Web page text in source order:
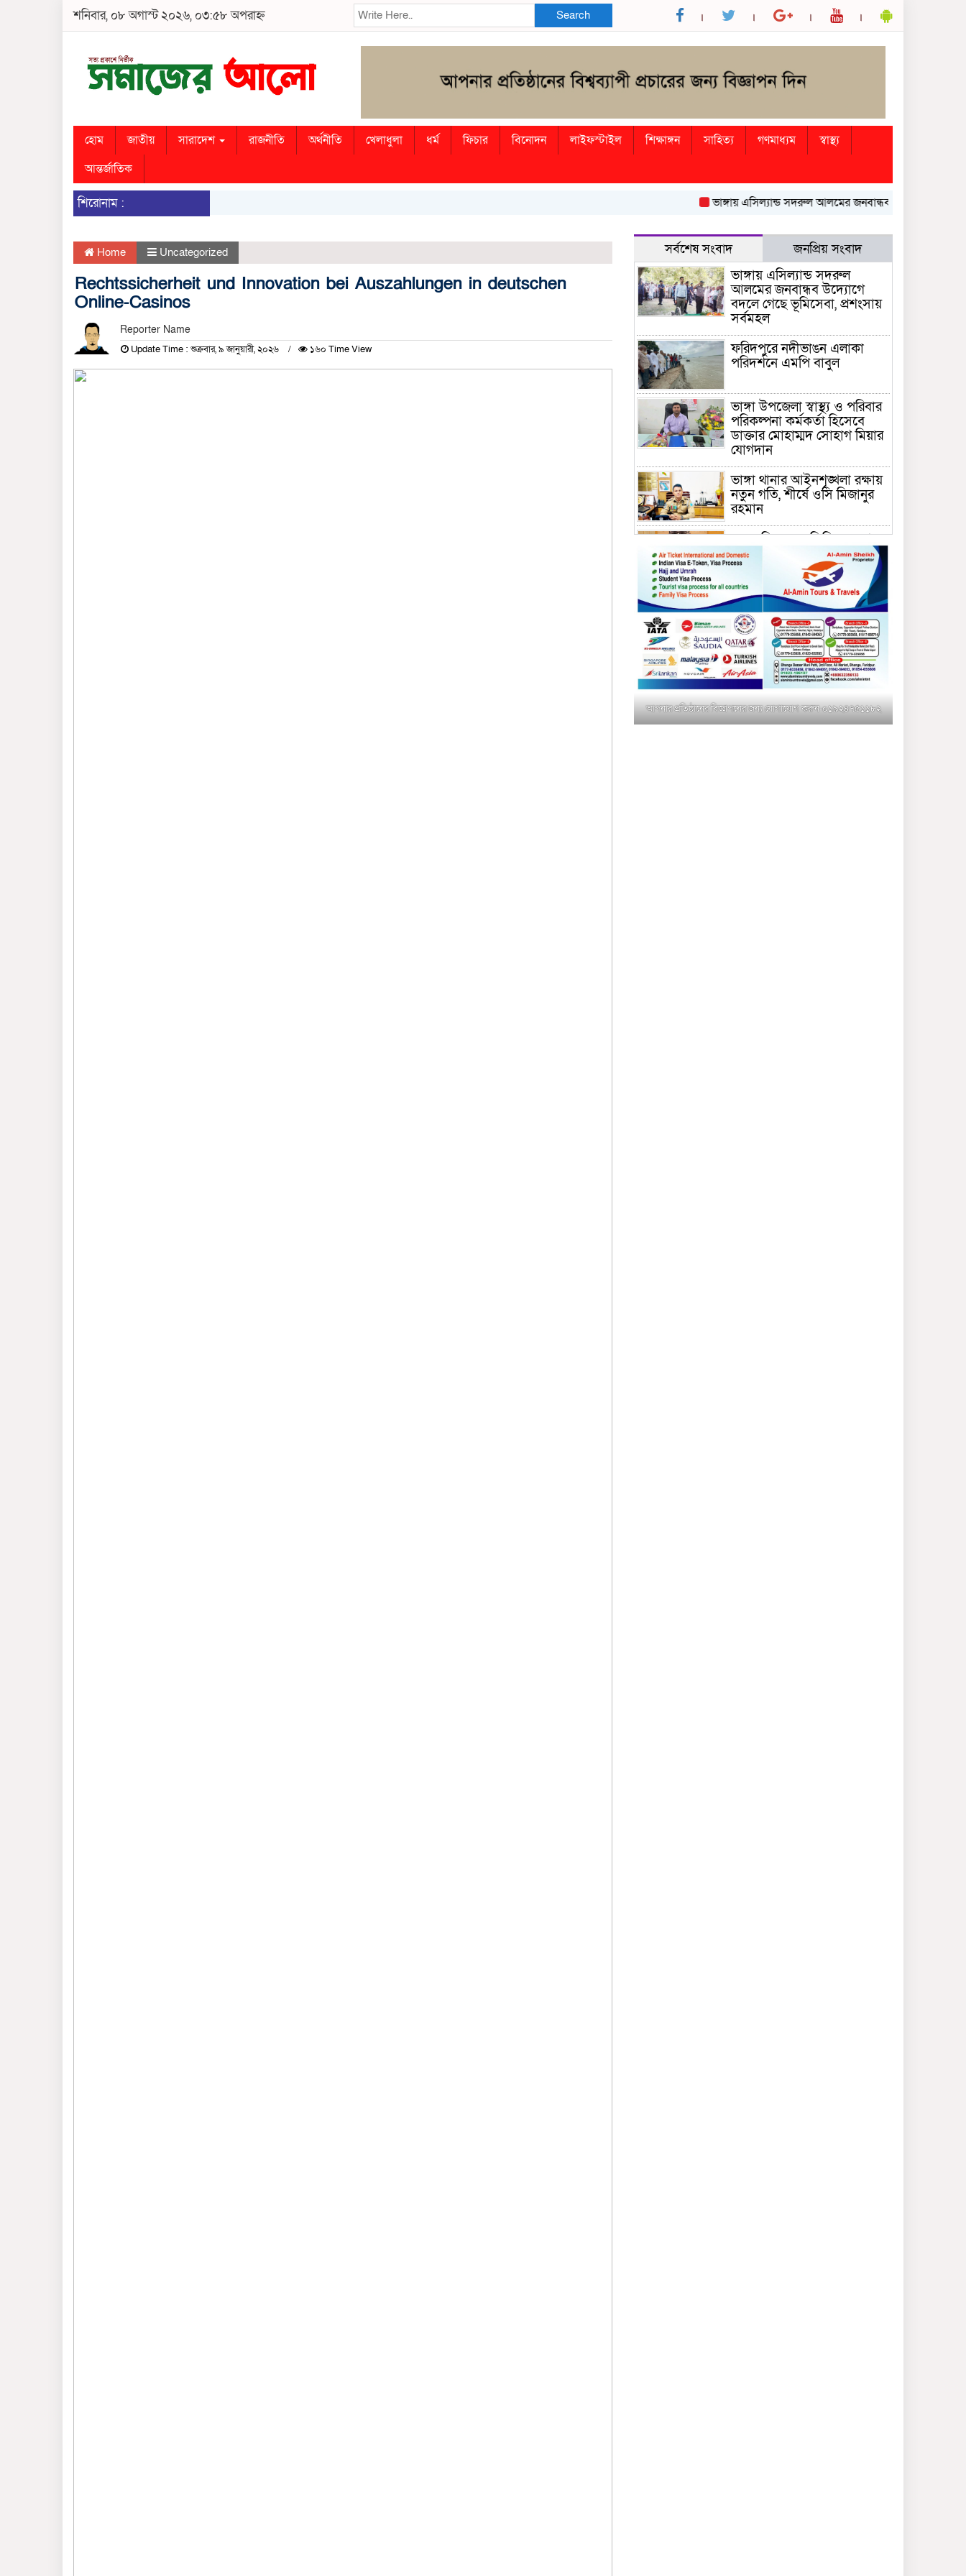
শনিবার, ০৮ অগাস্ট ২০২৬, ০৩:৫৮ অপরাহ্ন Search
হোম জাতীয় সারাদেশ রাজনীতি অর্থনীতি খেলাধুলা ধর্ম ফিচার বিনোদন লাইফস্টাইল শিক্ষাঙ্গন সাহিত্য গণমাধ্যম
স্বাস্থ্য
আন্তর্জাতিক
শিরোনাম : ভাঙ্গায় এসিল্যান্ড সদরুল আলমের জনবান্ধব উদ্যোগে বদলে গেছে
Home Uncategorized
Rechtssicherheit und Innovation bei Auszahlungen in deutschen
Online-Casinos
Reporter Name
Update Time : শুক্রবার, ৯ জানুয়ারী, ২০২৬ ১৬০ Time View
সর্বশেষ সংবাদ জনপ্রিয় সংবাদ
ভাঙ্গায় এসিল্যান্ড সদরুল
আলমের জনবান্ধব উদ্যোগে
বদলে গেছে ভূমিসেবা, প্রশংসায়
সর্বমহল
ফরিদপুরে নদীভাঙন এলাকা
পরিদর্শনে এমপি বাবুল
ভাঙ্গা উপজেলা স্বাস্থ্য ও পরিবার
পরিকল্পনা কর্মকর্তা হিসেবে
ডাক্তার মোহাম্মদ সোহাগ মিয়ার
যোগদান
ভাঙ্গা থানার আইনশৃঙ্খলা রক্ষায়
নতুন গতি, শীর্ষে ওসি মিজানুর
রহমান
ময়মনসিংহের অতিরিক্ত জেলা
প্রশাসক (রাজস্ব) আজিম উদ্দিন
ভূমি মন্ত্রণালয়ে পদায়ন
সাবেক এমপির প্রেস সেক্রেটারি
রফিকের ক্ষমতার দাপট ও গণ-
অসন্তোষের তথ্য গায়েব করে
ত্রিশাল থানার সাজানো রিপোর্ট
মুক্তাগাছায় জুলাই শহীদ
সামিদের কবর জিয়ারত ও পৌর
কমিটির কার্যক্রম শুরু
শহিদুল ইসলাম বাবুলের হাত
আপনার প্রতিষ্ঠানের বিজ্ঞাপনের জন্য যোগাযোগ করুন-০১৯২৪৭৫১১৮২